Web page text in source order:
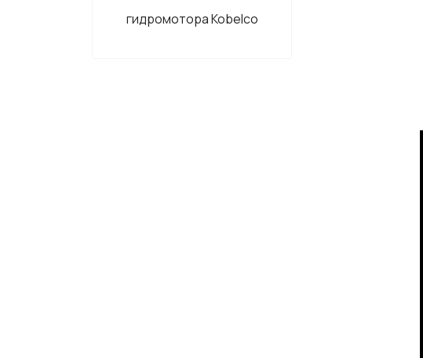
гидромотора Kobelco